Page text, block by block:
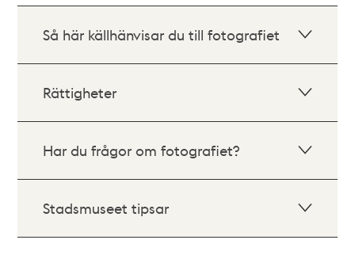
Så här källhänvisar du till fotografiet
Rättigheter
Har du frågor om fotografiet?
Stadsmuseet tipsar